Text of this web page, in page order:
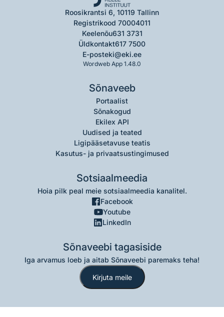
Roosikrantsi 6, 10119 Tallinn
Registrikood 70004011
Keelenõu631 3731
Üldkontakt617 7500
E-posteki@eki.ee
Wordweb App 1.48.0
Sõnaveeb
Portaalist
Sõnakogud
Ekilex API
Uudised ja teated
Ligipääsetavuse teatis
Kasutus- ja privaatsustingimused
Sotsiaalmeedia
Hoia pilk peal meie sotsiaalmeedia kanalitel.
Facebook
Youtube
LinkedIn
Sõnaveebi tagasiside
Iga arvamus loeb ja aitab Sõnaveebi paremaks teha!
Kirjuta meile